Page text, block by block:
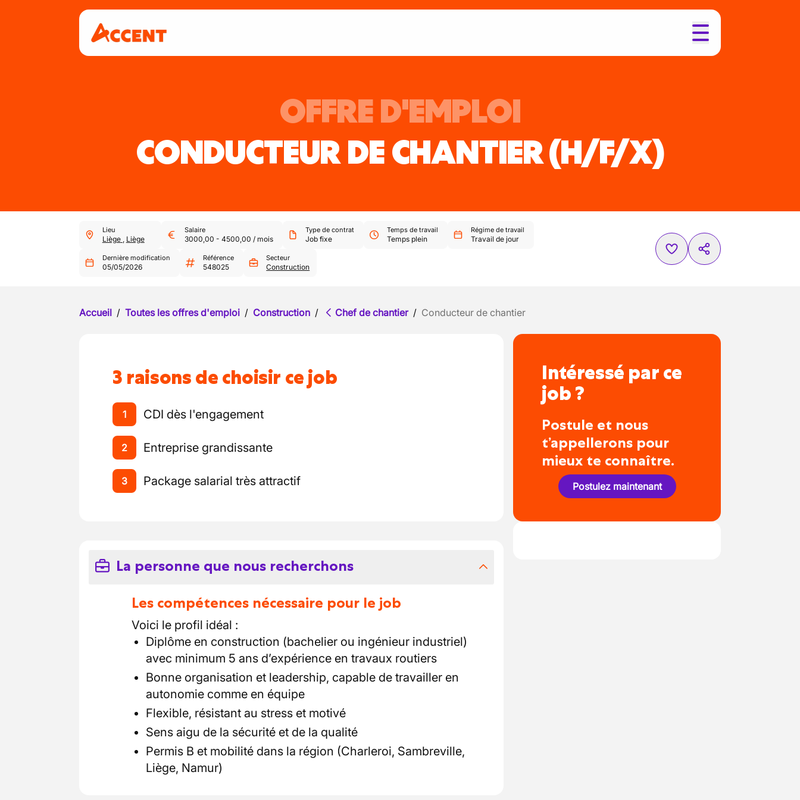
OFFRE D'EMPLOI
CONDUCTEUR DE CHANTIER(H/F/X)
Lieu
Liège , Liège
Salaire
3000,00 - 4500,00 / mois
Type de contrat
Job fixe
Temps de travail
Temps plein
Régime de travail
Travail de jour
Dernière modification
05/05/2026
Référence
548025
Secteur
Construction
Accueil / Toutes les offres d'emploi / Construction / Chef de chantier / Conducteur de chantier
3 raisons de choisir ce job
1 CDI dès l'engagement
2 Entreprise grandissante
3 Package salarial très attractif
La personne que nous recherchons
Les compétences nécessaire pour le job
Voici le profil idéal :
Diplôme en construction (bachelier ou ingénieur industriel)
avec minimum 5 ans d’expérience en travaux routiers
Bonne organisation et leadership, capable de travailler en
autonomie comme en équipe
Flexible, résistant au stress et motivé
Sens aigu de la sécurité et de la qualité
Permis B et mobilité dans la région (Charleroi, Sambreville,
Liège, Namur)
Intéressé par ce
job ?
Postule et nous
t’appellerons pour
mieux te connaître.
Postulez maintenant